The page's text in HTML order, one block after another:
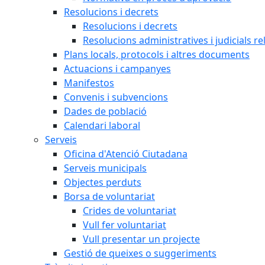
Resolucions i decrets
Resolucions i decrets
Resolucions administratives i judicials
Plans locals, protocols i altres documents
Actuacions i campanyes
Manifestos
Convenis i subvencions
Dades de població
Calendari laboral
Serveis
Oficina d'Atenció Ciutadana
Serveis municipals
Objectes perduts
Borsa de voluntariat
Crides de voluntariat
Vull fer voluntariat
Vull presentar un projecte
Gestió de queixes o suggeriments